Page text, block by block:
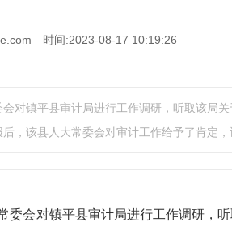
时间:2023-08-17 10:19:26
对镇平县审计局进行工作调研，听取该局
，该县人大常委会对审计工作给予了肯定，
委会对镇平县审计局进行工作调研，